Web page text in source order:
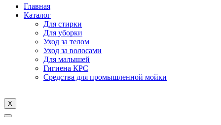
Главная
Каталог
Для стирки
Для уборки
Уход за телом
Уход за волосами
Для малышей
Гигиена КРС
Средства для промышленной мойки
X